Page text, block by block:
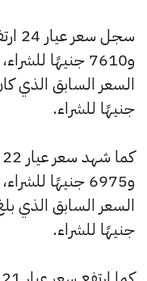
جنيهًا للشراء.
جنيهًا للشراء.